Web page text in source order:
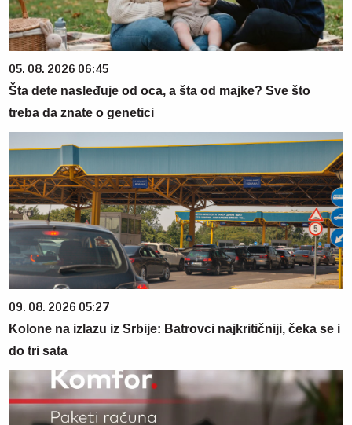
05. 08. 2026 06:45
Šta dete nasleđuje od oca, a šta od majke? Sve što
treba da znate o genetici
09. 08. 2026 05:27
Kolone na izlazu iz Srbije: Batrovci najkritičniji, čeka se i
do tri sata